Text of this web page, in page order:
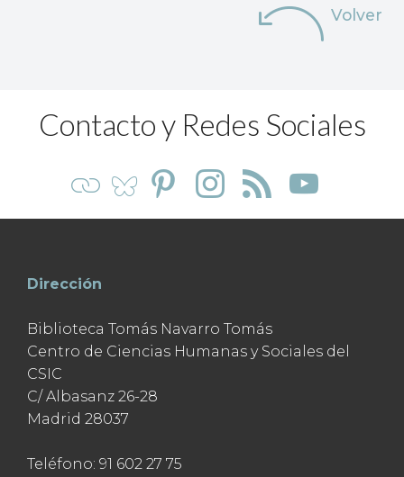
Volver
Contacto y Redes Sociales
Dirección
Biblioteca Tomás Navarro Tomás
Centro de Ciencias Humanas y Sociales del
CSIC
C/ Albasanz 26-28
Madrid 28037
Teléfono: 91 602 27 75